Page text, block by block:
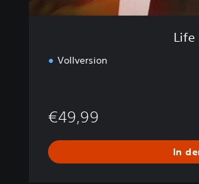
Life
Vollversion
€49,99
In